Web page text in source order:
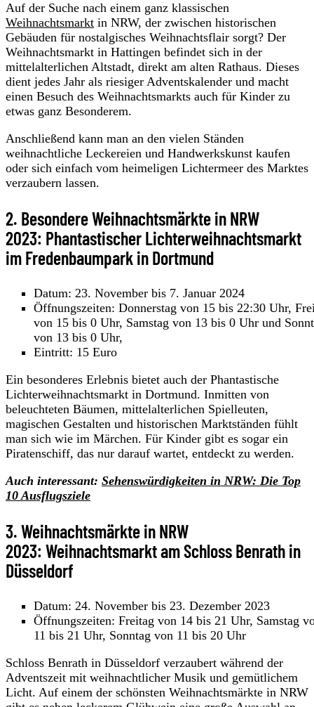
Auf der Suche nach einem ganz klassischen
Weihnachtsmarkt in NRW, der zwischen historischen
Gebäuden für nostalgisches Weihnachtsflair sorgt? Der
Weihnachtsmarkt in Hattingen befindet sich in der
mittelalterlichen Altstadt, direkt am alten Rathaus. Dieses
dient jedes Jahr als riesiger Adventskalender und macht
einen Besuch des Weihnachtsmarkts auch für Kinder zu
etwas ganz Besonderem.
Anschließend kann man an den vielen Ständen
weihnachtliche Leckereien und Handwerkskunst kaufen
oder sich einfach vom heimeligen Lichtermeer des Marktes
verzaubern lassen.
2. Besondere Weihnachtsmärkte in NRW
2023: Phantastischer Lichterweihnachtsmarkt
im Fredenbaumpark in Dortmund
Datum: 23. November bis 7. Januar 2024
Öffnungszeiten: Donnerstag von 15 bis 22:30 Uhr,
von 15 bis 0 Uhr, Samstag von 13 bis 0 Uhr und
von 13 bis 0 Uhr,
Eintritt: 15 Euro
Ein besonderes Erlebnis bietet auch der Phantastische
Lichterweihnachtsmarkt in Dortmund. Inmitten von
beleuchteten Bäumen, mittelalterlichen Spielleuten,
magischen Gestalten und historischen Marktständen fühlt
man sich wie im Märchen. Für Kinder gibt es sogar ein
Piratenschiff, das nur darauf wartet, entdeckt zu werden.
Auch interessant: Sehenswürdigkeiten in NRW: Die Top
10 Ausflugsziele
3. Weihnachtsmärkte in NRW
2023: Weihnachtsmarkt am Schloss Benrath in
Düsseldorf
Datum: 24. November bis 23. Dezember 2023
Öffnungszeiten: Freitag von 14 bis 21 Uhr, Samstag
11 bis 21 Uhr, Sonntag von 11 bis 20 Uhr
Schloss Benrath in Düsseldorf verzaubert während der
Adventszeit mit weihnachtlicher Musik und gemütlichem
Licht. Auf einem der schönsten Weihnachtsmärkte in NRW